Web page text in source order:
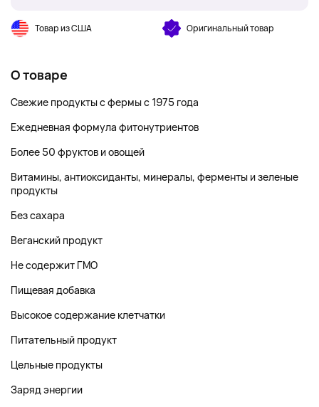
Товар из США Оригинальный товар
О товаре
Свежие продукты с фермы с 1975 года
Ежедневная формула фитонутриентов
Более 50 фруктов и овощей
Витамины, антиоксиданты, минералы, ферменты и зеленые
продукты
Без сахара
Веганский продукт
Не содержит ГМО
Пищевая добавка
Высокое содержание клетчатки
Питательный продукт
Цельные продукты
Заряд энергии